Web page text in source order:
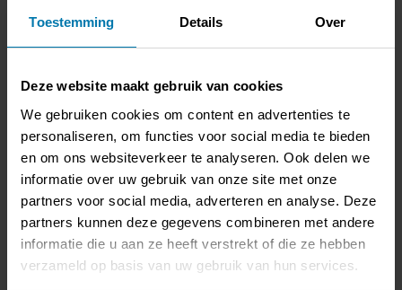
Toestemming Details Over
Deze website maakt gebruik van cookies
We gebruiken cookies om content en advertenties te
personaliseren, om functies voor social media te bieden
en om ons websiteverkeer te analyseren. Ook delen we
informatie over uw gebruik van onze site met onze
partners voor social media, adverteren en analyse. Deze
partners kunnen deze gegevens combineren met andere
informatie die u aan ze heeft verstrekt of die ze hebben
verzameld op basis van uw gebruik van hun services.
en va de même pour les dentistes, les psychologues, les hôpitaux, etc.
Ce n'est là qu'un exemple de la manière dont le secteur des soins de santé